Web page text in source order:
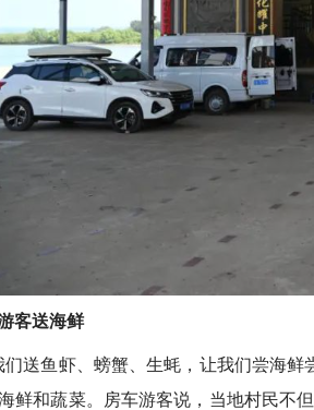
客送海鲜
鱼虾、螃蟹、生蚝，让我们尝海鲜
鲜和蔬菜。房车游客说，当地村民不